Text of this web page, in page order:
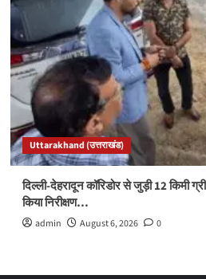
Uttarakhand (उत्तराखंड)
दिल्ली-देहरादून कॉरिडोर से जुड़ी 12 किमी
किया निरीक्षण…
admin August 6, 2026 0